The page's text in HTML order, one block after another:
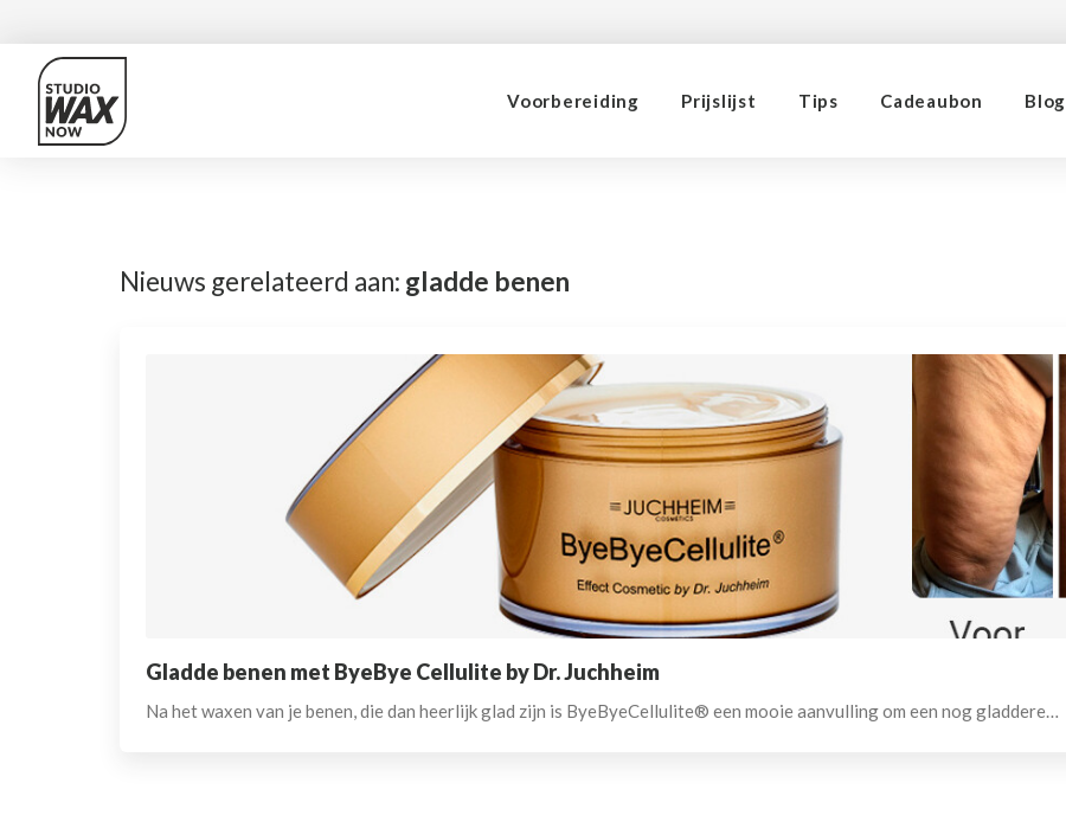
Voorbereiding Prijslijst Tips Cadeaubon Blog
Nieuws gerelateerd aan: gladde benen
Gladde benen met ByeBye Cellulite by Dr. Juchheim
Na het waxen van je benen, die dan heerlijk glad zijn is ByeByeCellulite® een mooie aanvulling om een nog gladdere…